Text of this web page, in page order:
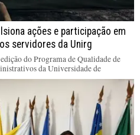
ações e participação em
servidores da Unirg
do Programa de Qualidade de
da Universidade de